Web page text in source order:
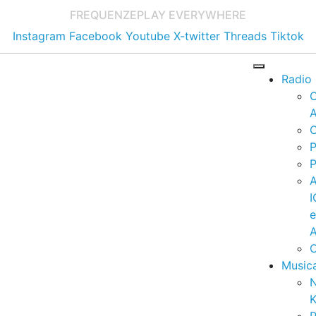
FREQUENZEPLAY EVERYWHERE
Instagram Facebook Youtube X-twitter Threads Tiktok
Radio
e